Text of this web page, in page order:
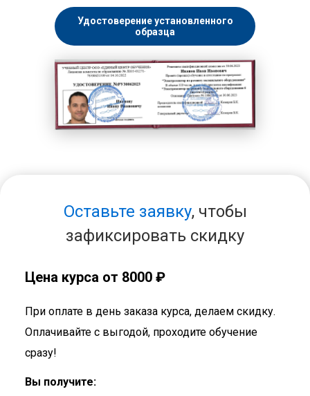
Удостоверение установленного
образца
Оставьте заявку, чтобы
зафиксировать скидку
Цена курса от 8000 ₽
При оплате в день заказа курса, делаем скидку.
Оплачивайте с выгодой, проходите обучение
сразу!
Вы получите: